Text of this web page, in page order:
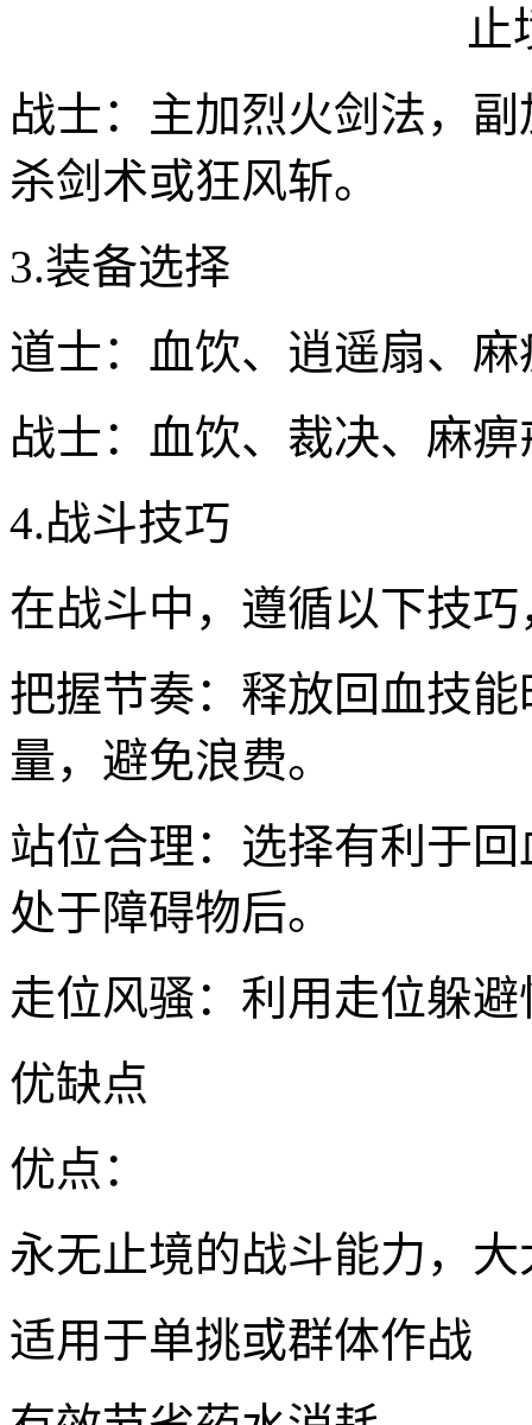
战士：主加烈火剑法，
杀剑术或狂风斩。
3.装备选择
道士：血饮、逍遥扇、
战士：血饮、裁决、麻
4.战斗技巧
在战斗中，遵循以下技
把握节奏：释放回血技
量，避免浪费。
站位合理：选择有利于
处于障碍物后。
走位风骚：利用走位躲
优缺点
优点：
永无止境的战斗能力，
适用于单挑或群体作战